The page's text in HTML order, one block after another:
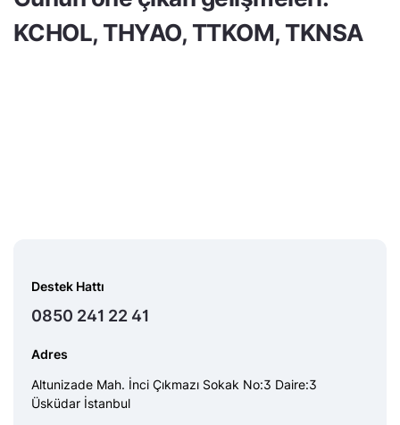
KCHOL, THYAO, TTKOM, TKNSA
Destek Hattı
0850 241 22 41
Adres
Altunizade Mah. İnci Çıkmazı Sokak No:3 Daire:3
Üsküdar İstanbul